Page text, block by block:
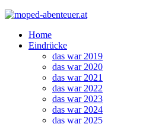
Home
Eindrücke
das war 2019
das war 2020
das war 2021
das war 2022
das war 2023
das war 2024
das war 2025